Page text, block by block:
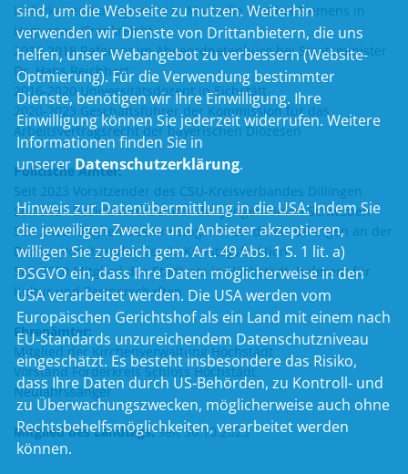
Lieferkettenmanagement in Marseille und bei Siemens in
Haguenau (Frankreich)
2016-2018 Referent im Abgeordnetenbüro bei Staatsminister
Dr. Hans Reichhart
2016-2020 Universitätsdozent in Eichstätt.
2020-2023 Geschäftsführer der Kommission für das
Arbeitsvertragsrecht der bayerischen Diözesen
Politische Ämter:
Seit 2023 Vorsitzender des CSU-Kreisverbandes Dillingen
Seit 2021 Bezirksvorsitzender der Jungen Union Schwaben
Seit 2020 Mitglied des Kreistags im Landkreis Dillingen an der
Donau, Vorsitzender der JU-Kreistagsfraktion
Seit 2020 Mitglied des Stadtrats in Höchstädt, Referent für
Kultur und Partnerschaften
Ehrenämter:
Mitglied der Kirchenverwaltung Höchstädt
Vorstand Förderkreis Schloss Höchstädt
Neujahrssänger
Mitglied des Landtags:seit 30.10.2023
sind, um die Webseite zu nutzen. Weiterhin
verwenden wir Dienste von Drittanbietern, die uns
helfen, unser Webangebot zu verbessern (Website-
Optmierung). Für die Verwendung bestimmter
Dienste, benötigen wir Ihre Einwilligung. Ihre
Einwilligung können Sie jederzeit widerrufen. Weitere
Informationen finden Sie in
unsererDatenschutzerklärung.
Hinweis zur Datenübermittlung in die USA:Indem Sie
die jeweiligen Zwecke und Anbieter akzeptieren,
willigen Sie zugleich gem. Art. 49 Abs. 1 S. 1 lit. a)
DSGVO ein, dass Ihre Daten möglicherweise in den
USA verarbeitet werden. Die USA werden vom
Europäischen Gerichtshof als ein Land mit einem nach
EU-Standards unzureichendem Datenschutzniveau
eingeschätzt. Es besteht insbesondere das Risiko,
dass Ihre Daten durch US-Behörden, zu Kontroll- und
zu Überwachungszwecken, möglicherweise auch ohne
Rechtsbehelfsmöglichkeiten, verarbeitet werden
können.